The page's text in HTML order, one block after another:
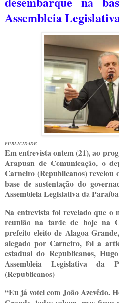
Assembleia
PUBLICIDADE
Em entrevista ontem (21), ao
Arapuan de Comunicação, o
Carneiro (Republicanos)
base de sustentação do
Assembleia Legislativa da
Na entrevista foi revelado que o
reunião na tarde de hoje na
prefeito eleito de Alagoa
alegado por Carneiro, foi a
estadual do Republicanos,
Assembleia Legislativa da
(Republicanos)
“Eu já votei com João Azevêdo.